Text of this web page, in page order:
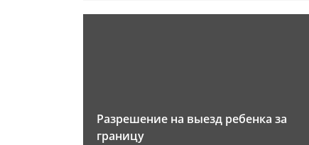
Разрешение на выезд ребенка за
границу